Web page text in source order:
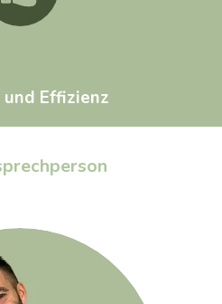
Effizienz